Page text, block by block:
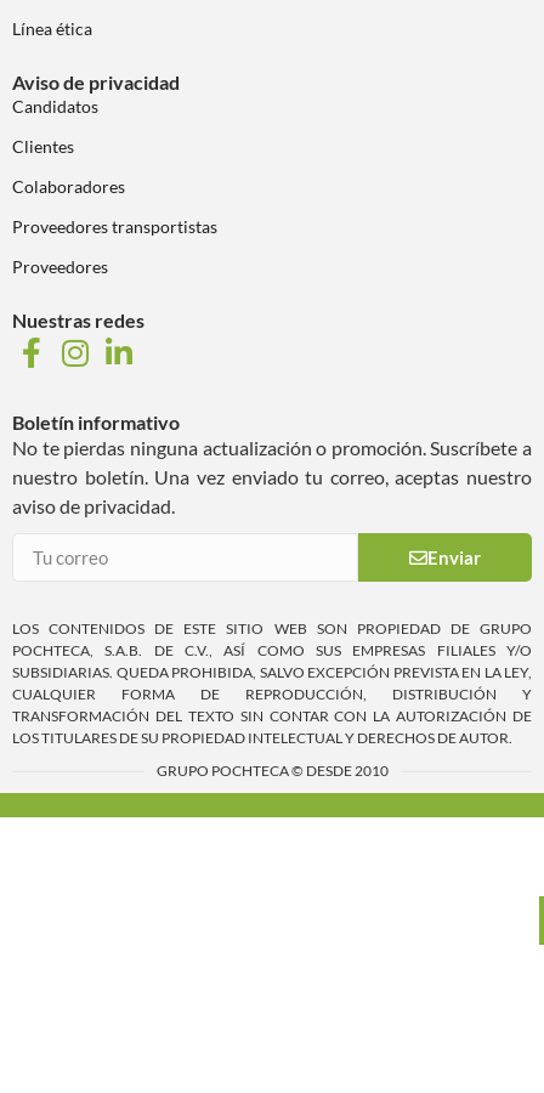
Línea ética
Aviso de privacidad
Candidatos
Clientes
Colaboradores
Proveedores transportistas
Proveedores
Nuestras redes
Boletín informativo
No te pierdas ninguna actualización o promoción. Suscríbete a
nuestro boletín. Una vez enviado tu correo, aceptas nuestro
aviso de privacidad.
Enviar
LOS CONTENIDOS DE ESTE SITIO WEB SON PROPIEDAD DE GRUPO
POCHTECA, S.A.B. DE C.V., ASÍ COMO SUS EMPRESAS FILIALES Y/O
SUBSIDIARIAS. QUEDA PROHIBIDA, SALVO EXCEPCIÓN PREVISTA EN LA LEY,
CUALQUIER FORMA DE REPRODUCCIÓN, DISTRIBUCIÓN Y
TRANSFORMACIÓN DEL TEXTO SIN CONTAR CON LA AUTORIZACIÓN DE
LOS TITULARES DE SU PROPIEDAD INTELECTUAL Y DERECHOS DE AUTOR.
GRUPO POCHTECA © DESDE 2010